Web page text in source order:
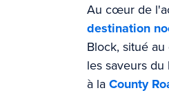
Au cœur de
destination
Block, situé
les saveurs
à laCounty